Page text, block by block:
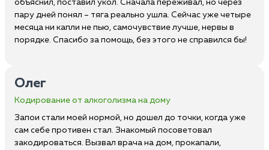
объяснил, поставил укол. Сначала переживал, но через
пару дней понял – тяга реально ушла. Сейчас уже четыре
месяца ни капли не пью, самочувствие лучше, нервы в
порядке. Спасибо за помощь, без этого не справился бы!
Олег
Кодирование от алкоголизма на дому
Запои стали моей нормой, но дошел до точки, когда уже
сам себе противен стал. Знакомый посоветовал
закодироваться. Вызвал врача на дом, прокапали,